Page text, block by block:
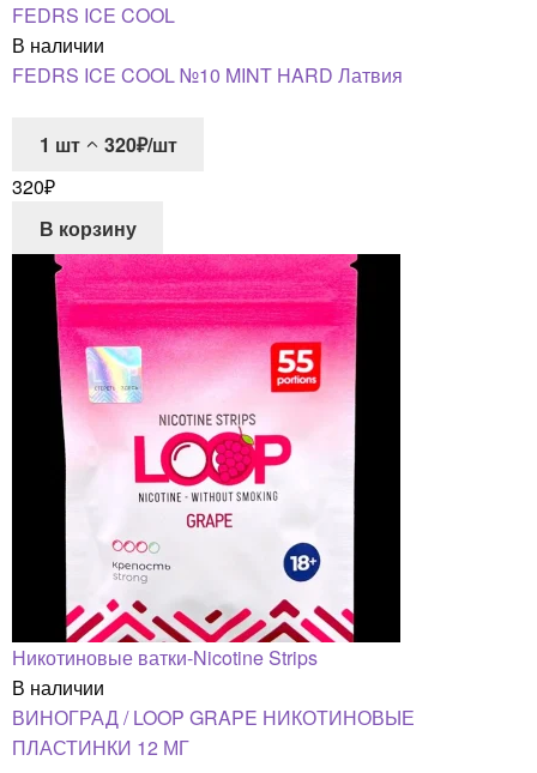
FEDRS ICE COOL
В наличии
FEDRS ICE COOL №10 MINT HARD Латвия
1 шт
320₽/шт
320₽
В корзину
Никотиновые ватки-Nicotine Strips
В наличии
ВИНОГРАД / LOOP GRAPE НИКОТИНОВЫЕ
ПЛАСТИНКИ 12 МГ